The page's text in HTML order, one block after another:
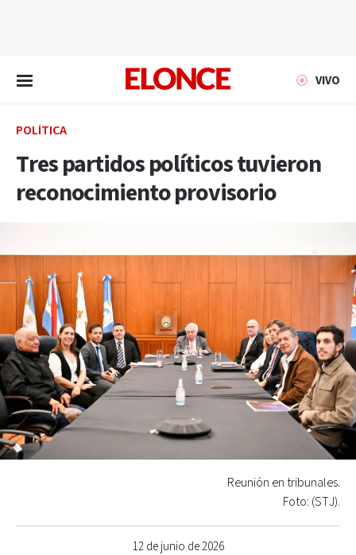
VIVO
POLÍTICA
Tres partidos políticos tuvieron
reconocimiento provisorio
12 de junio de 2026
Reunión en tribunales.
Foto: (STJ).